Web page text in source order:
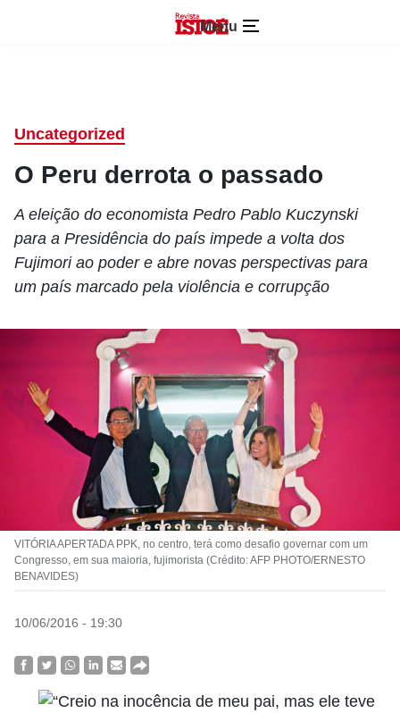
Menu
Uncategorized
O Peru derrota o passado
A eleição do economista Pedro Pablo Kuczynski
para a Presidência do país impede a volta dos
Fujimori ao poder e abre novas perspectivas para
um país marcado pela violência e corrupção
VITÓRIA APERTADA PPK, no centro, terá como desafio governar com um
Congresso, em sua maioria, fujimorista (Crédito: AFP PHOTO/ERNESTO
BENAVIDES)
10/06/2016 - 19:30